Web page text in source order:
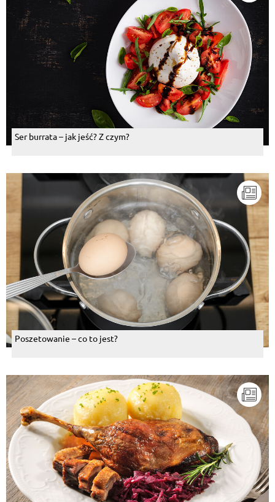
Ser burrata – jak jeść? Z czym?
Poszetowanie – co to jest?